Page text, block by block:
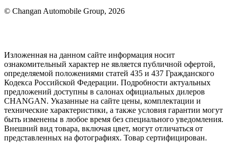
© Changan Automobile Group, 2026
Изложенная на данном сайте информация носит
ознакомительный характер не является публичной офертой,
определяемой положениями статей 435 и 437 Гражданского
Кодекса Российской Федерации. Подробности актуальных
предложений доступны в салонах официальных дилеров
CHANGAN. Указанные на сайте цены, комплектации и
технические характеристики, а также условия гарантии могут
быть изменены в любое время без специального уведомления.
Внешний вид товара, включая цвет, могут отличаться от
представленных на фотографиях. Товар сертифицирован.